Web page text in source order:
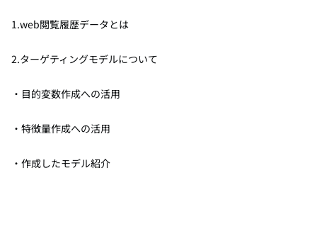
1.web閲覧履歴データとは
2.ターゲティングモデルについて
・目的変数作成への活用
・特徴量作成への活用
・作成したモデル紹介